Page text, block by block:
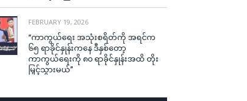
FEBRUARY 19, 2026
“ကာကွယ်ရေး အသုံးစရိတ်ကို အရင်က
၆၅ ရာခိုင်နှုန်းကနေ ဒီနှစ်တော့
ကာကွယ်ရေးကို ၈၀ ရာခိုင်နှုန်းအထိ တိုး
မြှင့်သွားမယ်”